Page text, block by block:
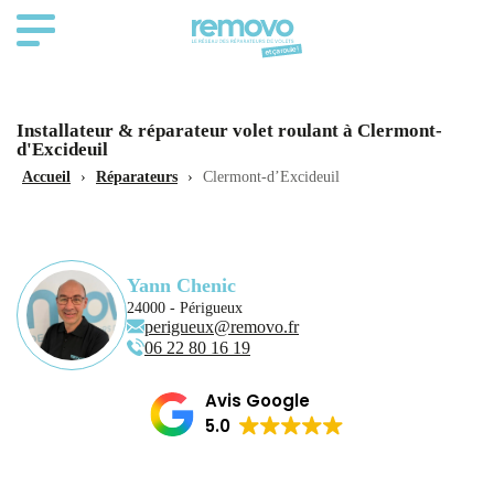
Installateur & réparateur volet roulant à Clermont-
d'Excideuil
Accueil › Réparateurs › Clermont-d’Excideuil
Yann Chenic
24000 - Périgueux
perigueux@removo.fr
06 22 80 16 19
Avis Google
5.0